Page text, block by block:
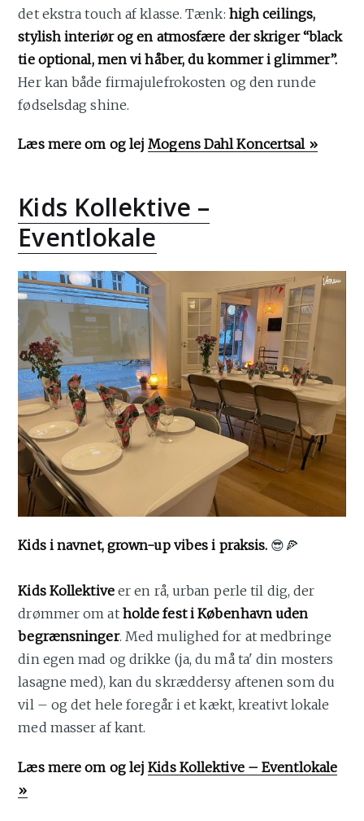
det ekstra touch af klasse. Tænk: high ceilings,
stylish interiør og en atmosfære der skriger “black
tie optional, men vi håber, du kommer i glimmer”.
Her kan både firmajulefrokosten og den runde
fødselsdag shine.
Læs mere om og lejMogens Dahl Koncertsal »
Kids Kollektive –
Eventlokale
Kids i navnet, grown-up vibes i praksis. 😎🍕
Kids Kollektiveer en rå, urban perle til dig, der
drømmer om at holde fest i København uden
begrænsninger. Med mulighed for at medbringe
din egen mad og drikke (ja, du må ta' din mosters
lasagne med), kan du skræddersy aftenen som du
vil – og det hele foregår i et kækt, kreativt lokale
med masser af kant.
Læs mere om og lejKids Kollektive – Eventlokale
»